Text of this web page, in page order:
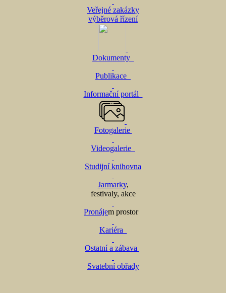
Veřejné zakázky
výběrová řízení
Dokumenty
Publikace
Informační portál
Fotogalerie
Videogalerie
Studijní knihovna
Jarmarky,
festivaly, akce
Pronájem prostor
Kariéra
Ostatní a zábava
Svatební obřady